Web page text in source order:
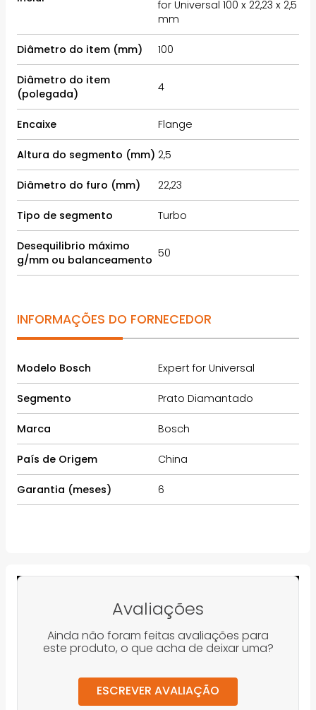
for Universal 100 x 22,23 x 2,5
mm
Diâmetro do item (mm) 100
Diâmetro do item
(polegada)
4
Encaixe Flange
Altura do segmento (mm) 2,5
Diâmetro do furo (mm) 22,23
Tipo de segmento Turbo
Desequilibrio máximo
g/mm ou balanceamento 50
INFORMAÇÕES DO FORNECEDOR
Modelo Bosch Expert for Universal
Segmento Prato Diamantado
Marca Bosch
País de Origem China
Garantia (meses) 6
Avaliações
Ainda não foram feitas avaliações para
este produto, o que acha de deixar uma?
ESCREVER AVALIAÇÃO